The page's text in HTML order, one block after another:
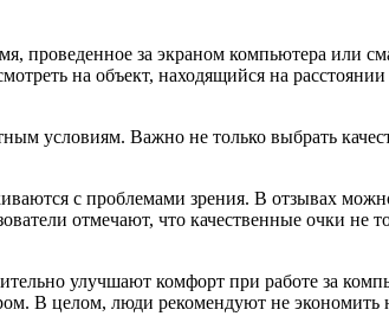
проведенное за экраном компьютера или
на объект, находящийся на
условиям. Важно не только выбрать
с проблемами зрения. В отзывах
отмечают, что качественные очки не
улучшают комфорт при работе за
В целом, люди рекомендуют не экономить